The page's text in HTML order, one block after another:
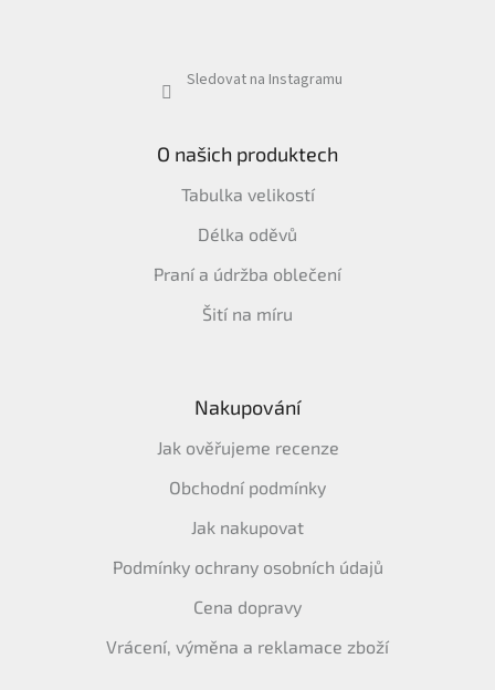
Sledovat na Instagramu
O našich produktech
Tabulka velikostí
Délka oděvů
Praní a údržba oblečení
Šití na míru
Nakupování
Jak ověřujeme recenze
Obchodní podmínky
Jak nakupovat
Podmínky ochrany osobních údajů
Cena dopravy
Vrácení, výměna a reklamace zboží